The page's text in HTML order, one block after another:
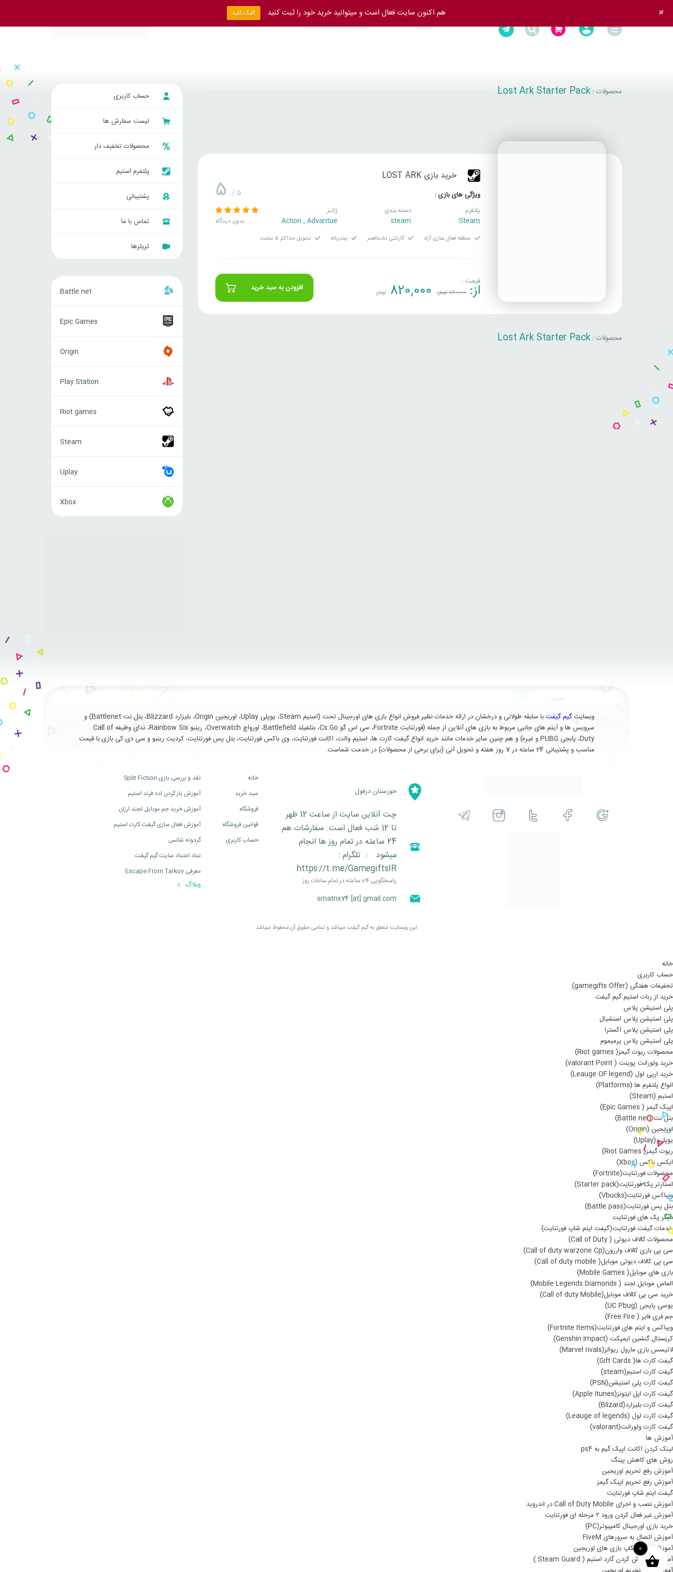
محصولات /
Lost Ark Starter Pack
خرید بازی LOST ARK
ویژگی های بازی :
پلتفرم
Steam
دسته بندی
steam
ژانـر
Action , Advantue
5 / 5
بدون دیدگاه
منطقه فعال سازی آزاد گارانتی مادمالعمر چندزبانه تحویل حداکثر ۵ ساعت
قیمت :
از: 820,000تومان 820,000 تومان افزودن به سبد خرید
محصولات /
Lost Ark Starter Pack
حساب کاربری
لیست سفارش ها
محصولات تخفیف دار
پلتفرم استیم
پشتیبانی
تماس با ما
تریلرها
Battle.net
Games
Epic Games
Origin
Station
Play Station
games
Riot games
Steam
Uplay
Xbox
وبسایتگیم گیفت
با سابقه طولانی و درخشان در ارائه خدمات نظیر فروش انواع بازی های اورجینال تحت (استیم Steam، یوپلی Uplay، اوریجین Origin، بلیزارد Blizzard، بتل نت Battlenet) و
سرویس ها و آیتم های جانبی مربوط به بازی های آنلاین از جمله (فورتنایت Fortnite، سی اس گو Cs Go، بتلفیلد Battlefield، اورواچ Overwatch، رینبو Rainbow Six، ندای وظیفه Call of
Duty، پابجی PUBG و غیره) و هم چنین سایر خدمات مانند خرید انواع گیفت کارت ها، استیم والت، اکانت فورتنایت، وی باکس فورتنایت، بتل پس فورتنایت، کردیت رینبو و سی دی کی بازی با قیمت
مناسب و پشتیبانی 24 ساعته در 7 روز هفته و تحویل آنی (برای برخی از محصولات) در خدمت شماست.
خوزستان دزفول
چت آنلاین سایت از ساعت 12 ظهر
تا 12 شب فعال است. سفارشات هم
24 ساعته در تمام روز ها انجام
میشود
/ تلگرام :
https://t.me/GamegiftsIR
پاسخگویی 24 ساعته در تمام ساعات روز
smatrix74 [at] gmail.com
خانه
سبد خرید
فروشگاه
قوانین فروشگاه
حساب کاربری
نقد و بررسی بازی Split Fiction
آموزش باز کردن ادد فرند استیم
آموزش خرید جم موبایل لجند ارزان
آموزش فعال سازی گیفت کارت استیم
گردونه شانس
نماد اعتماد سایت گیم گیفت
معرفی Escape From Tarkov
وبلاگ
اين وبسايت متعلق به گیم گیفت ميباشد و تمامی حقوق آن محفوظ ميباشد
خانه
حساب کاربری
تخفیفات هفتگی (gamegifts Offer)
خرید از ربات استیم گیم گیفت
پلی استیشن پلاس
پلی استیشن پلاس اسنشیال
پلی استیشن پلاس اکسترا
پلی استیشن پلاس پرمیموم
محصولات ریوت گیمز( Riot games)
خرید ولورانت پوینت ( valorant Point)
خرید ارپی لول (Leauge OF legend)
انواع پلتفرم ها (Platforms)
استیم (Steam)
اپیک گیمز ( Epic Games)
بتل.نت (Battle.net)
اوریجین (Origin)
یوپلی (Uplay)
ریوت گیمز( Riot Games)
ایکس باکس (Xbox)
محصولات فورتنایت(Fortnite)
استارتر پک فورتنایت(Starter pack)
ویباکس فورتنایت(Vbucks)
بتل پس فورتنایت(Battle pass)
دیگر پک های فورتنایت
خدمات گیفت فورتنایت(گیفت ایتم شاپ فورتنایت)
محصولات کالاف دیوتی ( Call of Duty)
سی پی بازی کالاف وارزون(Call of duty warzone Cp)
سی پی کالاف دیوتی موبایل( Call of duty mobile)
بازی های موبایل( Mobile Games)
الماس موبایل لجند ( Mobile Legends Diamonds)
خرید سی پی کالاف موبایل(Call of duty Mobile)
یوسی پایجی (UC Pbug)
جم فری فایر ( Free Fire)
ویباکس و ایتم های فورتنایت(Fortnite Items)
کریستال گنشین ایمپکت (Genshin Impact)
لاتیسس بازی مارول ریوالز(Marvel rivals)
گیفت کارت ها( Gift Cards)
گیفت کارت استیم(steam)
گیفت کارت پلی استیشن(PSN)
گیفت کارت اپل ایتونز(Apple Itunes)
گیفت کارت بلیزارد(Blizard)
گیفت کارت لول (Leauge of legends)
گیفت کارت ولورانت(valorant)
آموزش ها
لینک کردن اکانت اپیک گیم به ps4
روش های کاهش پینگ
آموزش رفع تحریم اوریجین
آموزش رفع تحریم اپیک گیمز
گیفت ایتم شاپ فورتنایت
آموزش نصب و اجرای Call of Duty Mobile در اندروید
آموزش غیر فعال کردن ورود ۲ مرحله ای فورتنایت
خرید بازی اورجینال کامپیوتر(PC)
آموزش اتصال به سرورهای FiveM
آموزش نصب بکاپ بازی های اوریجین
آموزش خاموش کردن گارد استیم ( Steam Guard )
هم اکنون سایت فعال است و میتوانید خرید خود را ثبت کنید کلیک کنید +
0